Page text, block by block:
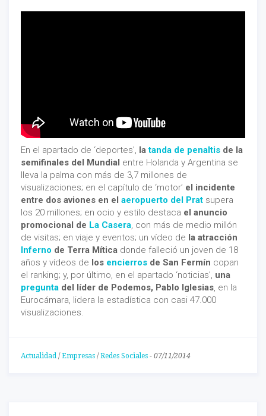
En el apartado de ‘deportes’, latanda de penaltis de la
semifinales del Mundial entre Holanda y Argentina se
lleva la palma con más de 3,7 millones de
visualizaciones; en el capítulo de ‘motor’ el incidente
entre dos aviones en el aeropuerto del Prat supera
los 20 millones; en ocio y estilo destaca el anuncio
promocional de La Casera , con más de medio millón
de visitas; en viaje y eventos; un vídeo de la atracción
Inferno de Terra Mítica donde falleció un joven de 18
años y vídeos de los encierros de San Fermín copan
el ranking; y, por último, en el apartado ‘noticias’, una
pregunta del líder de Podemos, Pablo Iglesias , en la
Eurocámara, lidera la estadística con casi 47.000
visualizaciones.
Actualidad /Empresas /Redes Sociales - 07/11/2014